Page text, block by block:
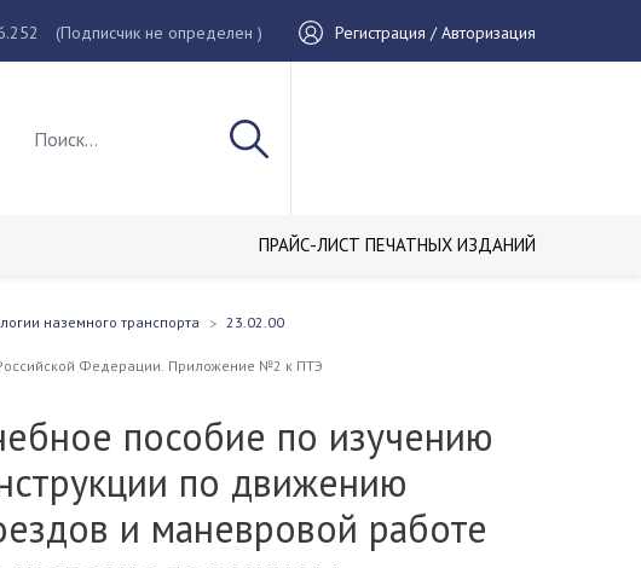
(Подписчик не определен ) Регистрация / Авторизация
ПРАЙС-ЛИСТ ПЕЧАТНЫХ ИЗДАНИЙ
наземного транспорта
23.02.00
Федерации. Приложение №2 к ПТЭ
пособие по изучению
по движению
и маневровой работе